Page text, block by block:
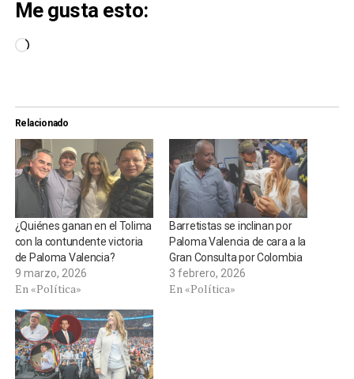
Me gusta esto:
Cargando...
Relacionado
¿Quiénes ganan en el Tolima
con la contundente victoria
de Paloma Valencia?
9 marzo, 2026
En «Política»
Barretistas se inclinan por
Paloma Valencia de cara a la
Gran Consulta por Colombia
3 febrero, 2026
En «Política»